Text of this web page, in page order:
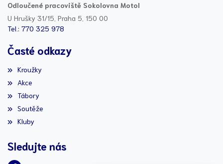
Odloučené pracoviště Sokolovna Motol
U Hrušky 31/15, Praha 5, 150 00
Tel.: 770 325 978
Časté odkazy
Kroužky
Akce
Tábory
Soutěže
Kluby
Sledujte nás